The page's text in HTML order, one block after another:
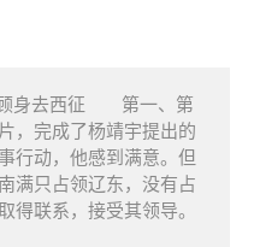
身去西征 第一、第
，完成了杨靖宇提出的
行动，他感到满意。但
满只占领辽东，没有占
得联系，接受其领导。